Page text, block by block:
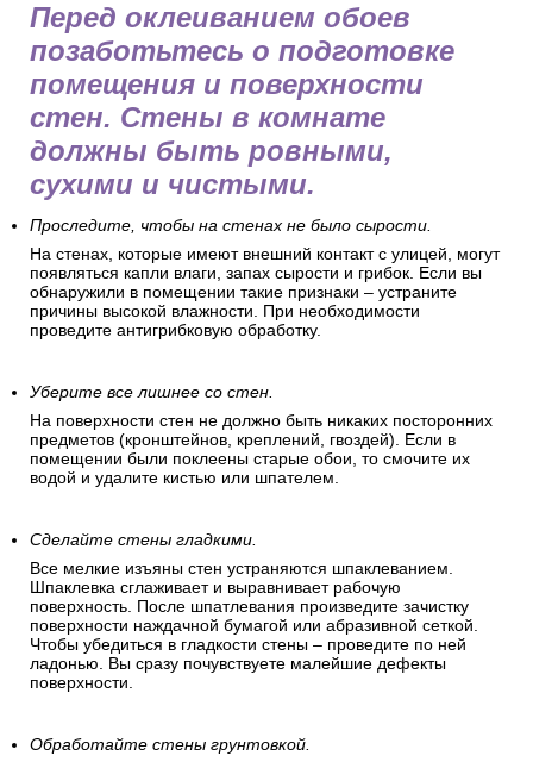
Перед оклеиванием обоев
позаботьтесь о подготовке
помещения и поверхности
стен. Стены в комнате
должны быть ровными,
сухими и чистыми.
Проследите, чтобы на стенах не было сырости.
На стенах, которые имеют внешний контакт с улицей, могут
появляться капли влаги, запах сырости и грибок. Если вы
обнаружили в помещении такие признаки – устраните
причины высокой влажности. При необходимости
проведите антигрибковую обработку.
Уберите все лишнее со стен.
На поверхности стен не должно быть никаких посторонних
предметов (кронштейнов, креплений, гвоздей). Если в
помещении были поклеены старые обои, то смочите их
водой и удалите кистью или шпателем.
Сделайте стены гладкими.
Все мелкие изъяны стен устраняются шпаклеванием.
Шпаклевка сглаживает и выравнивает рабочую
поверхность. После шпатлевания произведите зачистку
поверхности наждачной бумагой или абразивной сеткой.
Чтобы убедиться в гладкости стены – проведите по ней
ладонью. Вы сразу почувствуете малейшие дефекты
поверхности.
Обработайте стены грунтовкой.